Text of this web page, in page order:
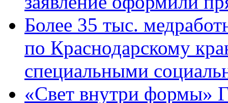
Более 35 тыс.
по Краснодарскому
специальными
«Свет внутри формы»